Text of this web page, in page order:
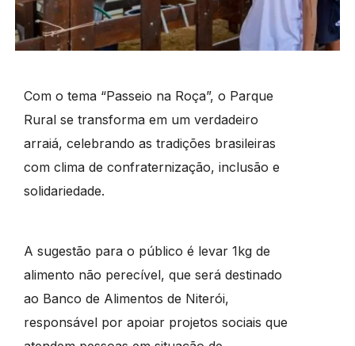
Com o tema “Passeio na Roça”, o Parque
Rural se transforma em um verdadeiro
arraiá, celebrando as tradições brasileiras
com clima de confraternização, inclusão e
solidariedade.
A sugestão para o público é levar 1kg de
alimento não perecível, que será destinado
ao Banco de Alimentos de Niterói,
responsável por apoiar projetos sociais que